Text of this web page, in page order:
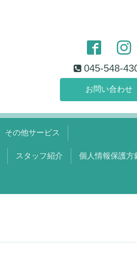
045-548-
お問い合わせ
その他サービス
スタッフ紹介 個人情報保護方